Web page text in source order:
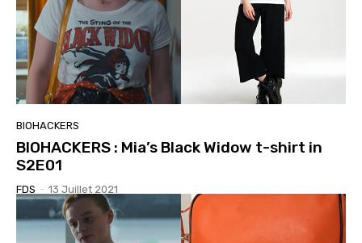
BIOHACKERS
BIOHACKERS : Mia’s Black Widow t-shirt in
S2E01
FDS - 13 Juillet 2021